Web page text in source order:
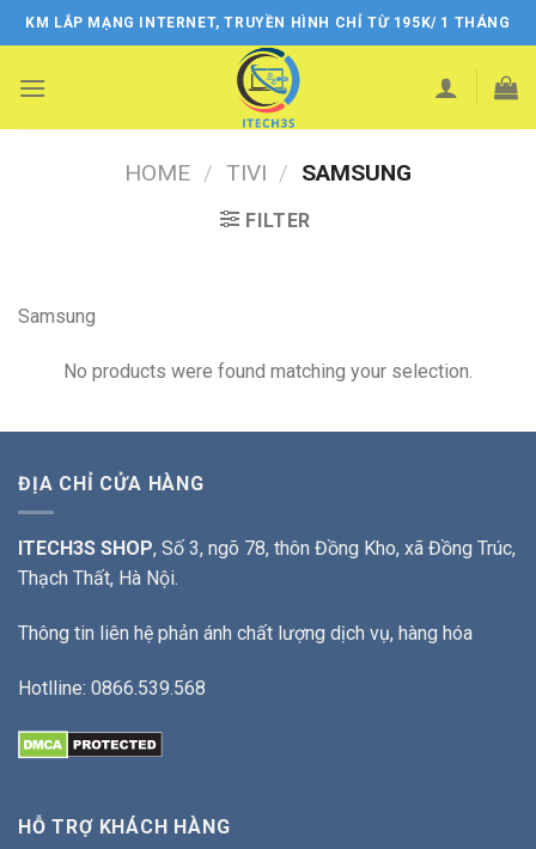
Skip
to
KM LẮP MẠNG INTERNET, TRUYỀN HÌNH CHỈ TỪ 195K/ 1 THÁNG
HOME / TIVI / SAMSUNG
FILTER
Samsung
No products were found matching your selection.
ĐỊA CHỈ CỬA HÀNG
ITECH3S SHOP, Số 3, ngõ 78, thôn Đồng Kho, xã Đồng Trúc,
Thạch Thất, Hà Nội.
Thông tin liên hệ phản ánh chất lượng dịch vụ, hàng hóa
Hotlline: 0866.539.568
HỖ TRỢ KHÁCH HÀNG